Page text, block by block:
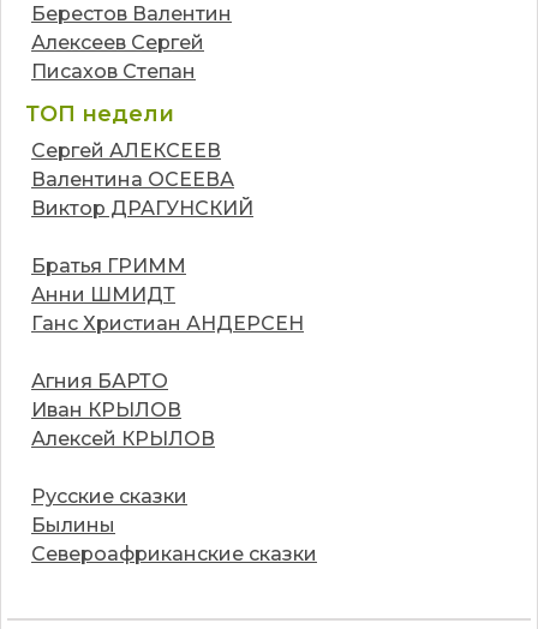
Берестов Валентин
Алексеев Сергей
Писахов Степан
ТОП недели
Сергей АЛЕКСЕЕВ
Валентина ОСЕЕВА
Виктор ДРАГУНСКИЙ
Братья ГРИММ
Анни ШМИДТ
Ганс Христиан АНДЕРСЕН
Агния БАРТО
Иван КРЫЛОВ
Алексей КРЫЛОВ
Русские сказки
Былины
Североафриканские сказки